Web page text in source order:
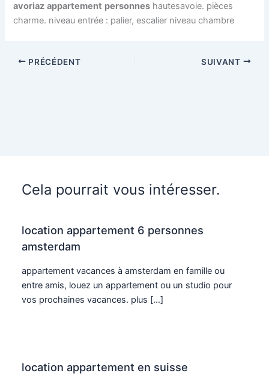
avoriaz appartement personnes hautesavoie. pièces
charme. niveau entrée : palier, escalier niveau chambre
PRÉCÉDENT SUIVANT
Cela pourrait vous intéresser.
location appartement 6 personnes
amsterdam
appartement vacances à amsterdam en famille ou
entre amis, louez un appartement ou un studio pour
vos prochaines vacances. plus […]
location appartement en suisse